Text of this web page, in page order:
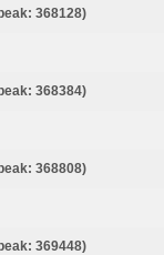
368128)
368384)
368808)
369448)